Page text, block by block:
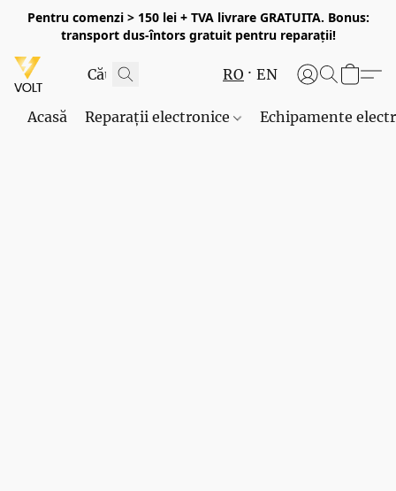
Pentru comenzi > 150 lei + TVA livrare GRATUITA. Bonus:
transport dus-întors gratuit pentru reparații!
RO EN
Acasă Reparații electronice Echipamente